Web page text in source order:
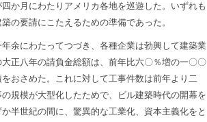
四か月にわたりアメリカ各地を巡遊した。いずれも
の要請にこたえるための準備であった。
余にわたってつづき、各種企業は勃興して建築業
正八年の請負金総額は、前年比六〇％増の一〇〇
おさめた。これに対して工事件数は前年より二
規模が大型化したためで、ビル建築時代の開幕を
半世紀の間に、驚異的な工業化、資本主義化をと